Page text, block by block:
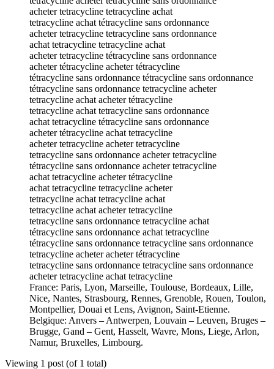
acheter tetracycline tetracycline achat
tetracycline achat tétracycline sans ordonnance
acheter tetracycline tetracycline sans ordonnance
achat tetracycline tetracycline achat
acheter tetracycline tétracycline sans ordonnance
acheter tétracycline acheter tétracycline
tétracycline sans ordonnance tétracycline sans ordonnance
tétracycline sans ordonnance tetracycline acheter
tetracycline achat acheter tétracycline
tetracycline achat tetracycline sans ordonnance
achat tetracycline tétracycline sans ordonnance
acheter tétracycline achat tetracycline
acheter tetracycline acheter tetracycline
tetracycline sans ordonnance acheter tetracycline
tétracycline sans ordonnance acheter tetracycline
achat tetracycline acheter tétracycline
achat tetracycline tetracycline acheter
tetracycline achat tetracycline achat
tetracycline achat acheter tetracycline
tetracycline sans ordonnance tetracycline achat
tétracycline sans ordonnance achat tetracycline
tétracycline sans ordonnance tetracycline sans ordonnance
tetracycline acheter acheter tétracycline
tetracycline sans ordonnance tetracycline sans ordonnance
acheter tetracycline achat tetracycline
France: Paris, Lyon, Marseille, Toulouse, Bordeaux, Lille,
Nice, Nantes, Strasbourg, Rennes, Grenoble, Rouen, Toulon,
Montpellier, Douai et Lens, Avignon, Saint-Etienne.
Belgique: Anvers – Antwerpen, Louvain – Leuven, Bruges –
Brugge, Gand – Gent, Hasselt, Wavre, Mons, Liege, Arlon,
Namur, Bruxelles, Limbourg.
Viewing 1 post (of 1 total)